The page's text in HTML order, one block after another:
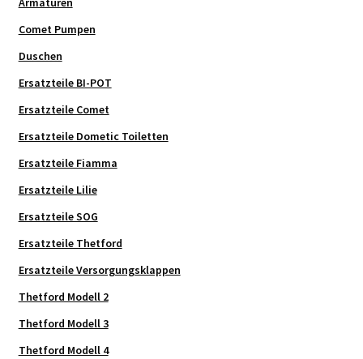
Comet Pumpen
Duschen
Ersatzteile BI-POT
Ersatzteile Comet
Ersatzteile Dometic Toiletten
Ersatzteile Fiamma
Ersatzteile Lilie
Ersatzteile SOG
Ersatzteile Thetford
Ersatzteile Versorgungsklappen
Thetford Modell 2
Thetford Modell 3
Thetford Modell 4